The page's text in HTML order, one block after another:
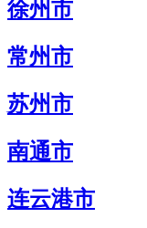
徐州市
常州市
苏州市
南通市
连云港市